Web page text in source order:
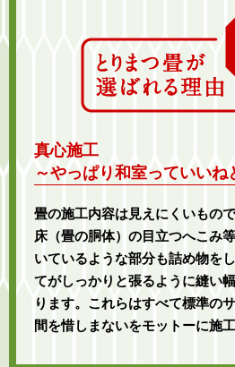
真心施工
～やっぱり和室っていいね
畳の施工内容は見えにくいもの
床（畳の胴体）の目立つへこみ
いているような部分も詰め物を
てがしっかりと張るように縫い
ります。これらはすべて標準の
間を惜しまないをモットーに施